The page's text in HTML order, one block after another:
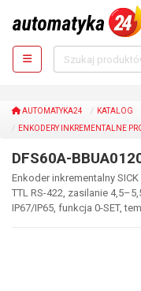
AUTOMATYKA24 KATALOG
ENKODERY INKREMENTALNE
DFS60A-
Enkoder inkrementalny
TTL RS-422, zasilanie
IP67/IP65, funkcja 0-SET,